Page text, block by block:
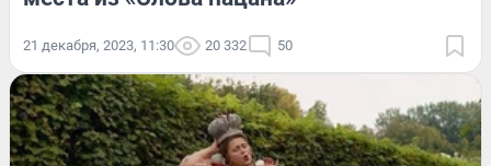
21 декабря, 2023, 11:30 20 332 50